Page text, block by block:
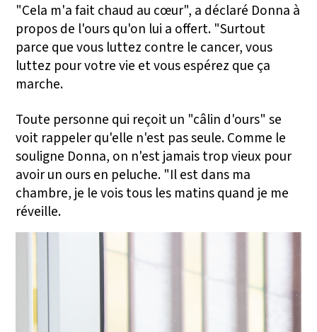
"Cela m'a fait chaud au cœur", a déclaré Donna à
propos de l'ours qu'on lui a offert. "Surtout
parce que vous luttez contre le cancer, vous
luttez pour votre vie et vous espérez que ça
marche.
Toute personne qui reçoit un "câlin d'ours" se
voit rappeler qu'elle n'est pas seule. Comme le
souligne Donna, on n'est jamais trop vieux pour
avoir un ours en peluche. "Il est dans ma
chambre, je le vois tous les matins quand je me
réveille.